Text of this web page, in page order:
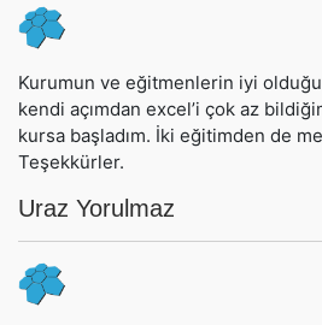
Kurumun ve eğitmenlerin iyi
kendi açımdan excel’i çok az
kursa başladım. İki eğitimden de
Teşekkürler.
Uraz Yorulmaz